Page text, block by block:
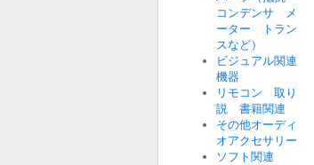
コンデンサ メ
ーター トラン
スなど）
ビジュアル関連
機器
リモコン 取り
説 書籍関連
その他オーディ
オアクセサリー
ソフト関連